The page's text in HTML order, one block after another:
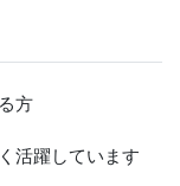
方
活躍しています